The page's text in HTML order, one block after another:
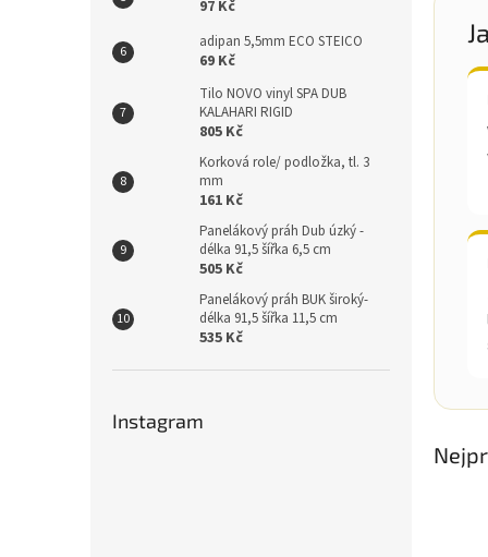
97 Kč
adipan 5,5mm ECO STEICO
69 Kč
Tilo NOVO vinyl SPA DUB
KALAHARI RIGID
805 Kč
Korková role/ podložka, tl. 3
mm
161 Kč
Panelákový práh Dub úzký -
délka 91,5 šířka 6,5 cm
505 Kč
Panelákový práh BUK široký-
délka 91,5 šířka 11,5 cm
535 Kč
Instagram